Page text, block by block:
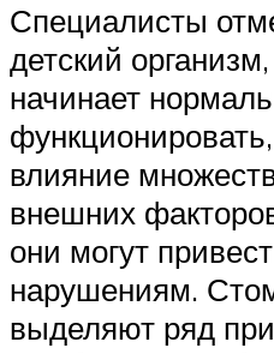
Специалисты
детский
начинает
влияние
внешних
они могут
нарушениям.
выделяют ряд